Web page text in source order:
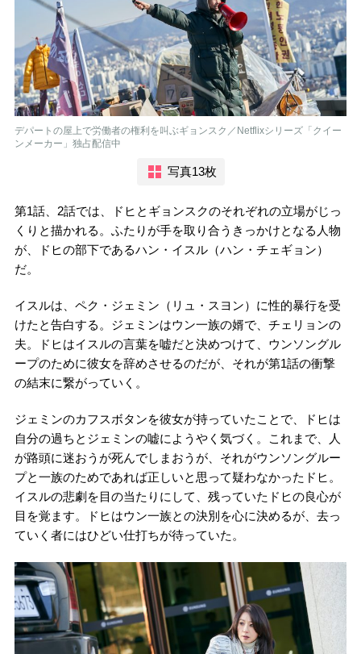
デパートの屋上で労働者の権利を叫ぶギョンスク／Netflixシリーズ「クイー
ンメーカー」独占配信中
写真13枚
第1話、2話では、ドヒとギョンスクのそれぞれの立場がじっ
くりと描かれる。ふたりが手を取り合うきっかけとなる人物
が、ドヒの部下であるハン・イスル（ハン・チェギョン）
だ。
イスルは、ペク・ジェミン（リュ・スヨン）に性的暴行を受
けたと告白する。ジェミンはウン一族の婿で、チェリョンの
夫。ドヒはイスルの言葉を嘘だと決めつけて、ウンソングル
ープのために彼女を辞めさせるのだが、それが第1話の衝撃
の結末に繋がっていく。
ジェミンのカフスボタンを彼女が持っていたことで、ドヒは
自分の過ちとジェミンの嘘にようやく気づく。これまで、人
が路頭に迷おうが死んでしまおうが、それがウンソングルー
プと一族のためであれば正しいと思って疑わなかったドヒ。
イスルの悲劇を目の当たりにして、残っていたドヒの良心が
目を覚ます。ドヒはウン一族との決別を心に決めるが、去っ
ていく者にはひどい仕打ちが待っていた。